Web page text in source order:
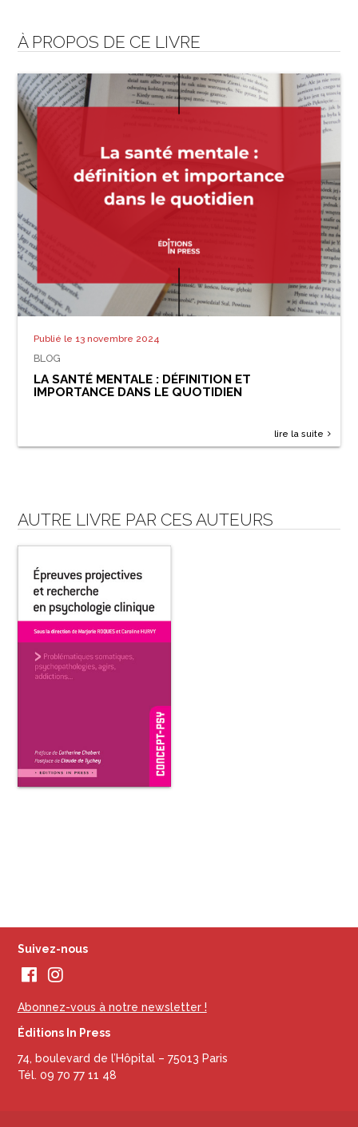
À PROPOS DE CE LIVRE
Publié le 13 novembre 2024
BLOG
LA SANTÉ MENTALE : DÉFINITION ET
IMPORTANCE DANS LE QUOTIDIEN
lire la suite
AUTRE LIVRE PAR CES AUTEURS
Suivez-nous
Abonnez-vous à notre newsletter !
Éditions In Press
74, boulevard de l’Hôpital – 75013 Paris
Tél. 09 70 77 11 48